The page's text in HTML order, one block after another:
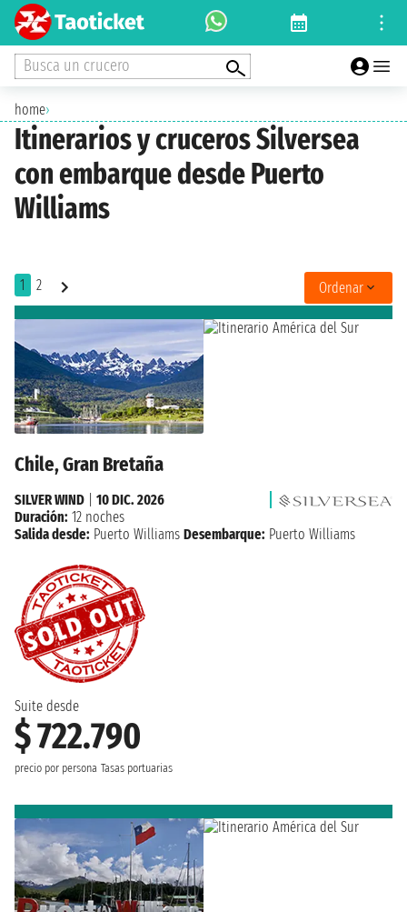
Busca un crucero
home›
Itinerarios y cruceros Silversea
con embarque desde Puerto
Williams
1 2 Ordenar
Chile, Gran Bretaña
Suite desde
$ 722.790
precio por persona Tasas portuarias
SILVER WIND
10 DIC. 2026
Duración: 12 noches
Salida desde: Puerto Williams Desembarque: Puerto Williams